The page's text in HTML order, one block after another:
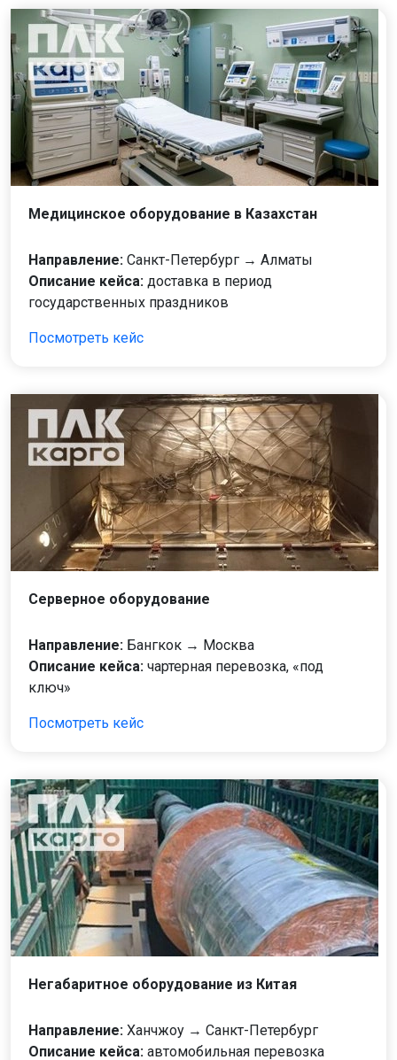
Медицинское оборудование в Казахстан
Направление: Санкт-Петербург → Алматы
Описание кейса: доставка в период
государственных праздников
Посмотреть кейс
Серверное оборудование
Направление: Бангкок → Москва
Описание кейса: чартерная перевозка, «под
ключ»
Посмотреть кейс
Негабаритное оборудование из Китая
Направление: Ханчжоу → Санкт-Петербург
Описание кейса: автомобильная перевозка